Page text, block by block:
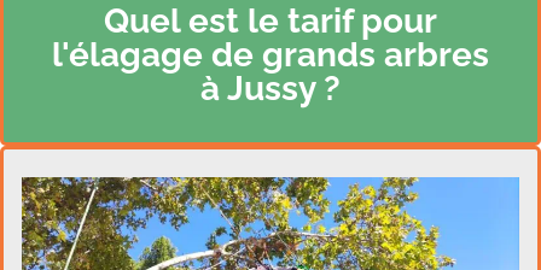
Quel est le tarif pour
l'élagage de grands arbres
àJussy ?